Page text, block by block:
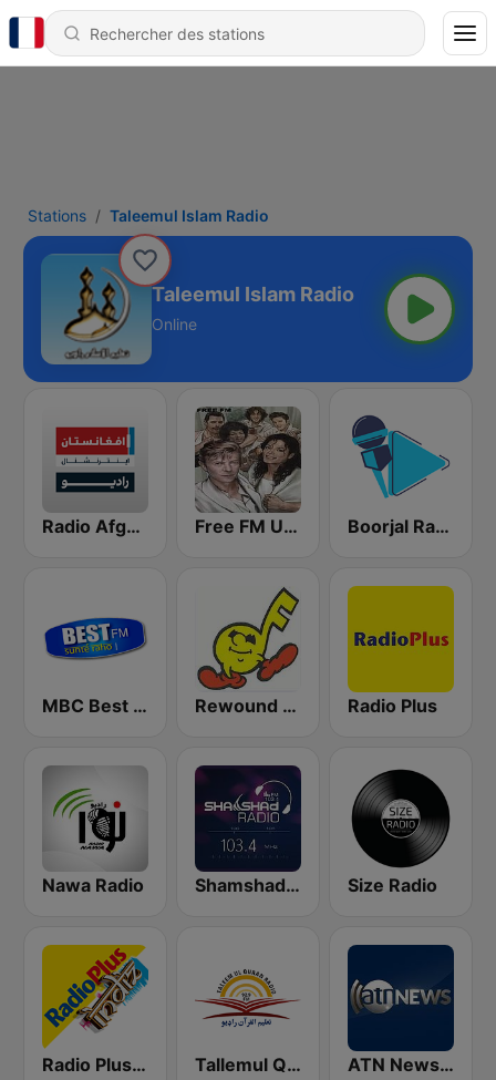
Stations Taleemul Islam Radio
Taleemul Islam Radio
Online
Radio Afghanistan International Free FM USA Boorjal Radio
MBC Best FM Rewound Radio Radio Plus
Nawa Radio Shamshad FM Size Radio
Radio Plus Indiz Tallemul Quran Radio ATN News FM